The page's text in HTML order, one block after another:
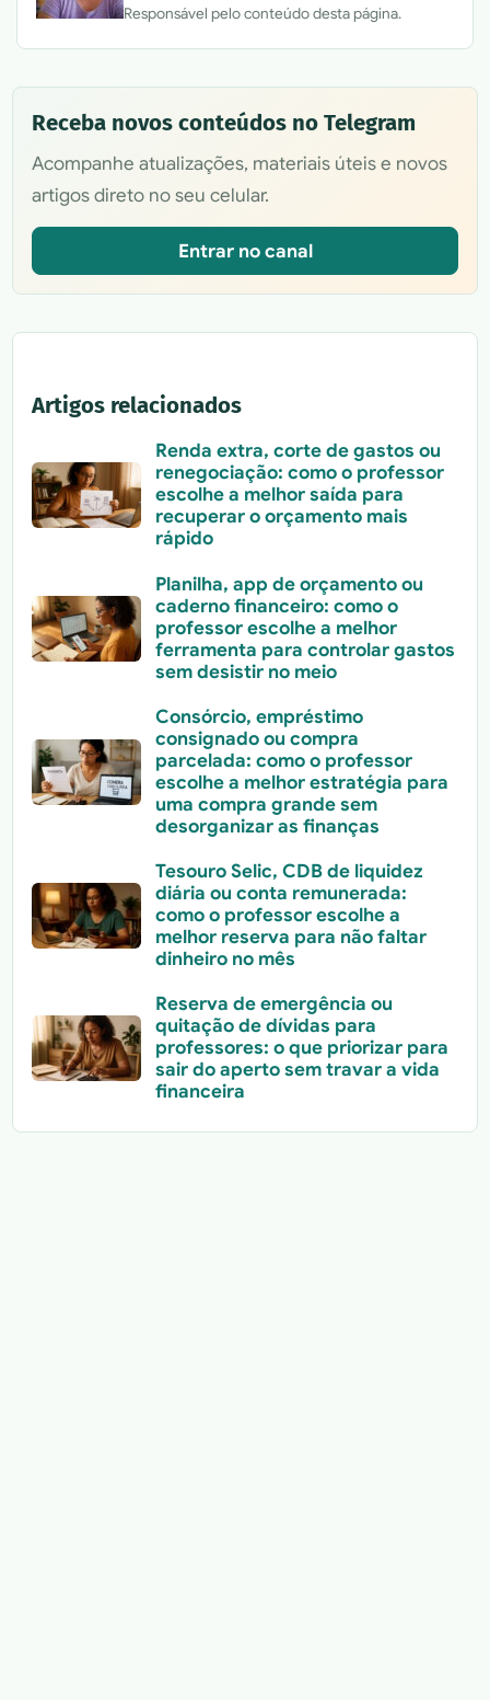
Responsável pelo conteúdo desta página.
Receba novos conteúdos no Telegram
Acompanhe atualizações, materiais úteis e novos
artigos direto no seu celular.
Entrar no canal
Artigos relacionados
Renda extra, corte de gastos ou
renegociação: como o professor
escolhe a melhor saída para
recuperar o orçamento mais
rápido
Planilha, app de orçamento ou
caderno financeiro: como o
professor escolhe a melhor
ferramenta para controlar gastos
sem desistir no meio
Consórcio, empréstimo
consignado ou compra
parcelada: como o professor
escolhe a melhor estratégia para
uma compra grande sem
desorganizar as finanças
Tesouro Selic, CDB de liquidez
diária ou conta remunerada:
como o professor escolhe a
melhor reserva para não faltar
dinheiro no mês
Reserva de emergência ou
quitação de dívidas para
professores: o que priorizar para
sair do aperto sem travar a vida
financeira